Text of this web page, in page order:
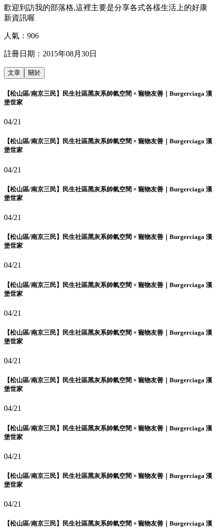
歡迎到訪我的部落格,這裡主要是分享各式各樣生活上的好康
新資訊喔
人氣： 906
註冊日期： 2015年08月30日
文章 關於
【松山區/南京三民】民生社區黑灰系帥氣空間 × 寵物友善｜Burgerciaga 漢
堡世家
04/21
【松山區/南京三民】民生社區黑灰系帥氣空間 × 寵物友善｜Burgerciaga 漢
堡世家
04/21
【松山區/南京三民】民生社區黑灰系帥氣空間 × 寵物友善｜Burgerciaga 漢
堡世家
04/21
【松山區/南京三民】民生社區黑灰系帥氣空間 × 寵物友善｜Burgerciaga 漢
堡世家
04/21
【松山區/南京三民】民生社區黑灰系帥氣空間 × 寵物友善｜Burgerciaga 漢
堡世家
04/21
【松山區/南京三民】民生社區黑灰系帥氣空間 × 寵物友善｜Burgerciaga 漢
堡世家
04/21
【松山區/南京三民】民生社區黑灰系帥氣空間 × 寵物友善｜Burgerciaga 漢
堡世家
04/21
【松山區/南京三民】民生社區黑灰系帥氣空間 × 寵物友善｜Burgerciaga 漢
堡世家
04/21
【松山區/南京三民】民生社區黑灰系帥氣空間 × 寵物友善｜Burgerciaga 漢
堡世家
04/21
【松山區/南京三民】民生社區黑灰系帥氣空間 × 寵物友善｜Burgerciaga 漢